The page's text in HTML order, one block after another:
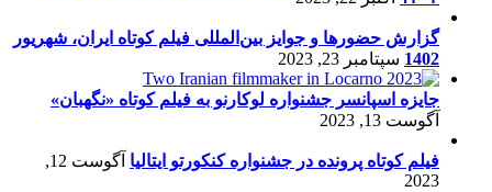
گزارش حضورها و جوایز بین‌المللی فیلم کوتاه ایران، شهریور
1402 سپتامبر 23, 2023
جایزه اسپانسر جشنواره لوکارنو به فیلم کوتاه «نگهبان»
آگوست 13, 2023
فیلم کوتاه پرونده در جشنواره کنکورتو ایتالیا
آگوست 12,
2023